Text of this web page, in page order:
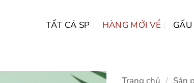
TẤT CẢ SP HÀNG MỚI VỀ